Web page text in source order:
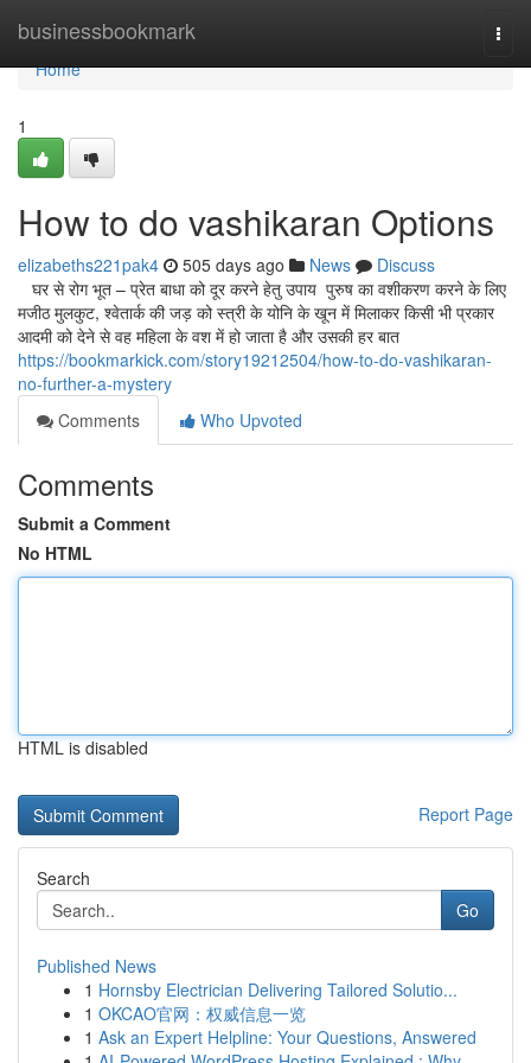
businessbookmark
Home
Home
1
How to do vashikaran Options
elizabeths221pak4 505 days ago News
Discuss
घर से रोग भूत – प्रेत बाधा को दूर करने हेतु उपाय पुरुष का वशीकरण करने के लिए
मजीठ मुलकुट, श्वेतार्क की जड़ को स्त्री के योनि के खून में मिलाकर किसी भी प्रकार
आदमी को देने से वह महिला के वश में हो जाता है और उसकी हर बात
https://bookmarkick.com/story19212504/how-to-do-vashikaran-
no-further-a-mystery
Comments
Who Upvoted
Comments
Submit a Comment
No HTML
HTML is disabled
Report Page
Search
Go
Published News
1 Hornsby Electrician Delivering Tailored Solutio...
1 OKCAO官网：权威信息一览
1 Ask an Expert Helpline: Your Questions, Answered